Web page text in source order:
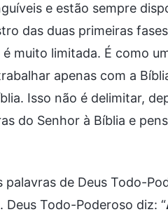
e estão sempre
das duas primeiras
muito limitada. É como
apenas com a
Isso não é delimitar,
do Senhor à Bíblia e
palavras de Deus Todo-
Todo-Poderoso diz: “